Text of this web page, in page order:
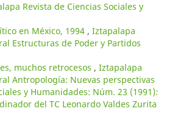
Revista de Ciencias Sociales y
en México, 1994 , Iztapalapa
Estructuras de Poder y Partidos
muchos retrocesos , Iztapalapa
Antropología: Nuevas perspectivas
y Humanidades: Núm. 23 (1991):
del TC Leonardo Valdes Zurita